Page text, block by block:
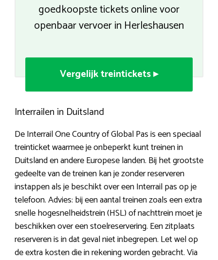
goedkoopste tickets online voor
openbaar vervoer in Herleshausen
Vergelijk treintickets ▸
Interrailen in Duitsland
De Interrail One Country of Global Pas is een speciaal
treinticket waarmee je onbeperkt kunt treinen in
Duitsland en andere Europese landen. Bij het grootste
gedeelte van de treinen kan je zonder reserveren
instappen als je beschikt over een Interrail pas op je
telefoon. Advies: bij een aantal treinen zoals een extra
snelle hogesnelheidstrein (HSL) of nachttrein moet je
beschikken over een stoelreservering. Een zitplaats
reserveren is in dat geval niet inbegrepen. Let wel op
de extra kosten die in rekening worden gebracht. Via